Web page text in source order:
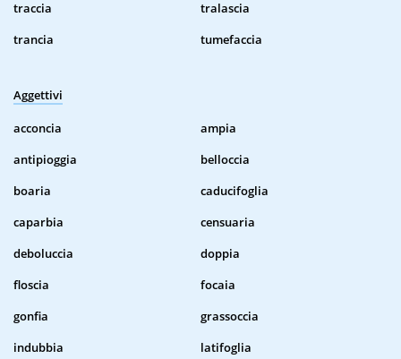
traccia
tralascia
trancia
tumefaccia
Aggettivi
acconcia
ampia
antipioggia
belloccia
boaria
caducifoglia
caparbia
censuaria
deboluccia
doppia
floscia
focaia
gonfia
grassoccia
indubbia
latifoglia